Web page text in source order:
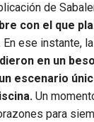
de
con el que
En ese instante,
en un
escenario
Un
para